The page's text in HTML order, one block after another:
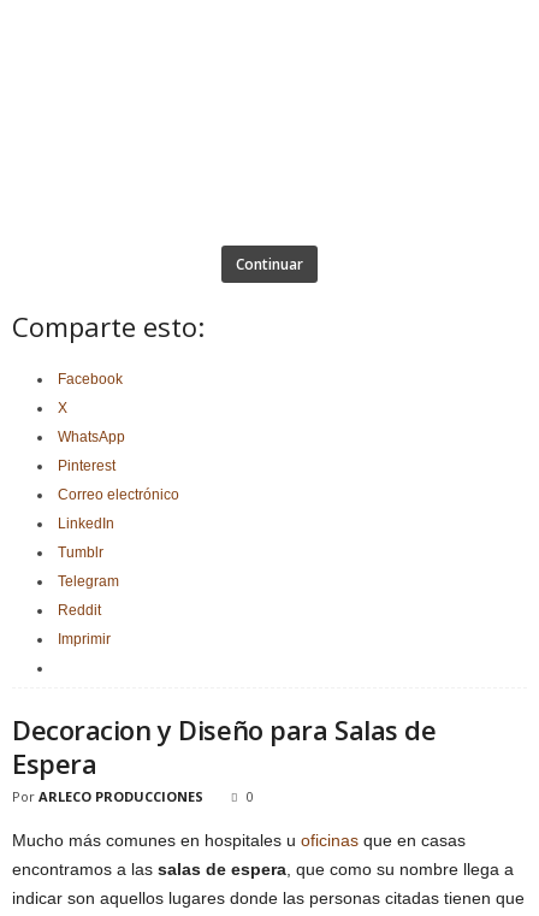
Continuar
Comparte esto:
Facebook
X
WhatsApp
Pinterest
Correo electrónico
LinkedIn
Tumblr
Telegram
Reddit
Imprimir
Decoracion y Diseño para Salas de
Espera
Por ARLECO PRODUCCIONES 0
Mucho más comunes en hospitales u oficinas que en casas
encontramos a las salas de espera, que como su nombre llega a
indicar son aquellos lugares donde las personas citadas tienen que